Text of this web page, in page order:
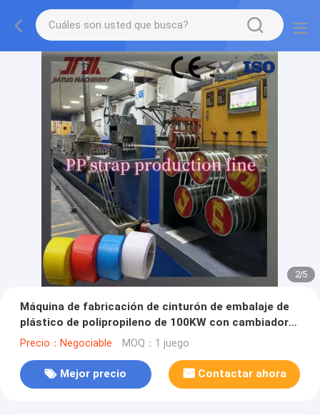
2/5
Máquina de fabricación de cinturón de embalaje de
plástico de polipropileno de 100KW con cambiador
de pantalla sin parar
Precio：Negociable MOQ：1 juego
Mejor precio Contactar ahora